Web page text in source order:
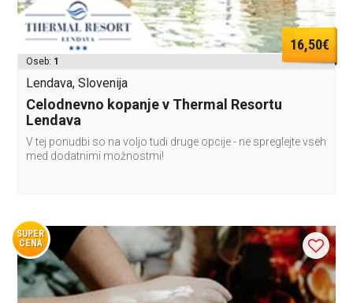
16,50€
Oseb: 1
Lendava, Slovenija
Celodnevno kopanje v Thermal Resortu
Lendava
V tej ponudbi so na voljo tudi druge opcije - ne spreglejte vseh
med dodatnimi možnostmi!
SUPER
CENA